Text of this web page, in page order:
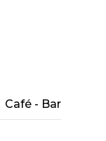
Café - Bar